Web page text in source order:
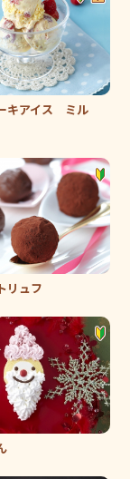
キアイス ミル
リュフ